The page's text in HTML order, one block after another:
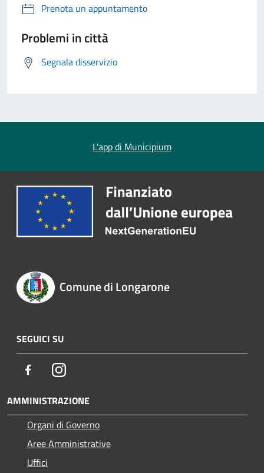
Prenota un appuntamento
Problemi in città
Segnala disservizio
L'app di Municipium
Comune di Longarone
SEGUICI SU
FacebookInstagram
AMMINISTRAZIONE
Organi di Governo
Aree Amministrative
Uffici